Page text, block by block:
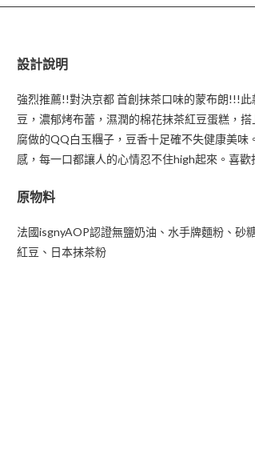
設計說明
強烈推薦!!對決京都 首創抹茶口味的蒙布朗!!!
豆，濃郁烤布蕾，濕潤的棉花抹茶紅豆蛋糕，
腐做的QQ白玉糰子，豆香十足確不失健康美味
感，每一口都讓人的心情忍不住high起來。喜歡
原物料
法國isgnyAOP認證無鹽奶油、水手牌麵粉、砂
紅豆、日本抹茶粉